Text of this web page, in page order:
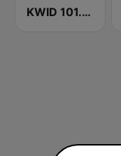
KWID 101.9 La Buena